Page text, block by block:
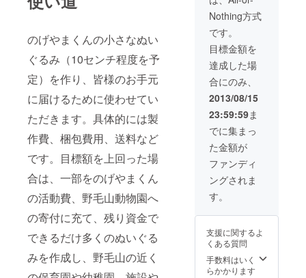
のげやまくんの小さなぬい
ぐるみ（10センチ程度を予
定）を作り、皆様のお手元
に届けるために使わせてい
ただきます。具体的には製
作費、梱包費用、送料など
です。目標額を上回った場
合は、一部をのげやまくん
の活動費、野毛山動物園へ
の寄付に充て、残り資金で
できるだけ多くのぬいぐる
みを作成し、野毛山の近く
係のあるもの、
また当方が適切
と判断したもの
に限らさせてい
ただきます。
やまくんのぬい
ぐるみ（10セン
チ程度を予定）
を一つお送りい
たします。 ・ご
希望を聞き、貼
り紙を作成し、
街の掲示板に貼
りだします。※内
容は申し訳あり
ませんが、野
毛、野毛山、の
げやまくんに少
しでも関係のあ
るもの、また当
方が適切と判断
したものに限ら
せていただきま
す。
Nothing方式
です。
目標金額を
達成した場
合にのみ、
2013/08/15
23:59:59ま
でに集まっ
た金額が
ファンディ
ングされま
す。
支援に関するよ
くある質問
手数料はいく
らかかります